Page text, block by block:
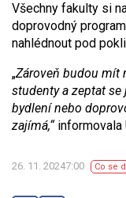
Všechny fakulty si
doprovodný
nahlédnout pod
„Zároveň budou mít
studenty a zeptat
bydlení nebo
zajímá,“informovala
26. 11. 20247:00 Co se